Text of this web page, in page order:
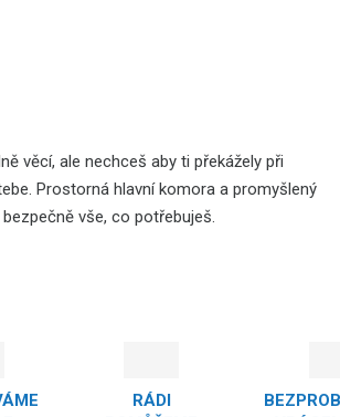
věcí, ale nechceš aby ti překážely při
Prostorná hlavní komora a promyšlený
vše, co potřebuješ.
RÁDI